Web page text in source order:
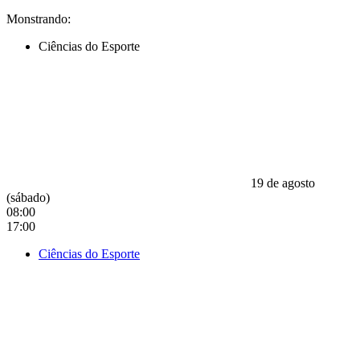
Monstrando:
Ciências do Esporte
19 de agosto
(sábado)
08:00
17:00
Ciências do Esporte